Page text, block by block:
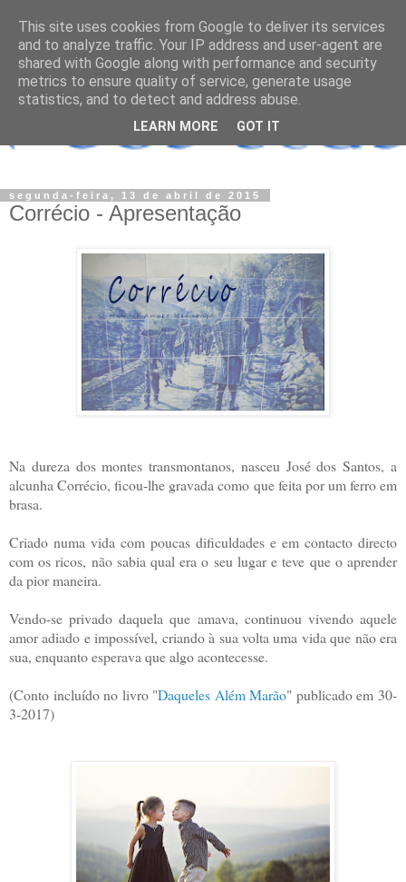
segunda-feira, 13 de abril de 2015
Corrécio - Apresentação
Na dureza dos montes transmontanos, nasceu José dos Santos, a
alcunha Corrécio, ficou-lhe gravada como que feita por um ferro em
brasa.
Criado numa vida com poucas dificuldades e em contacto directo
com os ricos, não sabia qual era o seu lugar e teve que o aprender
da pior maneira.
Vendo-se privado daquela que amava, continuou vivendo aquele
amor adiado e impossível, criando à sua volta uma vida que não era
sua, enquanto esperava que algo acontecesse.
(Conto incluído no livro "Daqueles Além Marão" publicado em 30-
3-2017)
This site uses cookies from Google to deliver its services
and to analyze traffic. Your IP address and user-agent are
shared with Google along with performance and security
metrics to ensure quality of service, generate usage
statistics, and to detect and address abuse.
LEARN MORE GOT IT